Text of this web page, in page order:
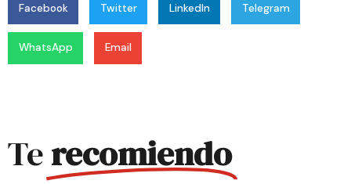
Facebook Twitter LinkedIn Telegram
WhatsApp Email
Terecomiendo